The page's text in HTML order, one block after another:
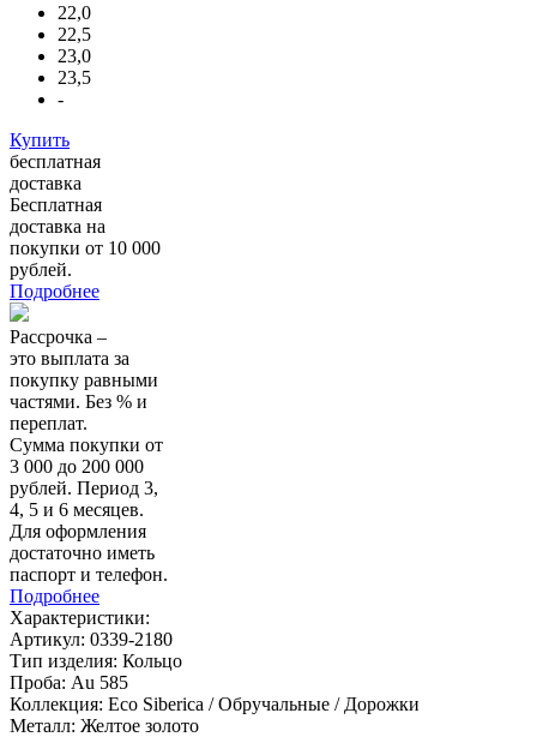
22,0
22,5
23,0
23,5
-
Купить
бесплатная
доставка
Бесплатная
доставка на
покупки от 10 000
рублей.
Подробнее
Рассрочка –
это выплата за
покупку равными
частями. Без % и
переплат.
Сумма покупки от
3 000 до 200 000
рублей. Период 3,
4, 5 и 6 месяцев.
Для оформления
достаточно иметь
паспорт и телефон.
Подробнее
Характеристики:
Артикул: 0339-2180
Тип изделия: Кольцо
Проба: Au 585
Коллекция: Eco Siberica / Обручальные / Дорожки
Металл: Желтое золото